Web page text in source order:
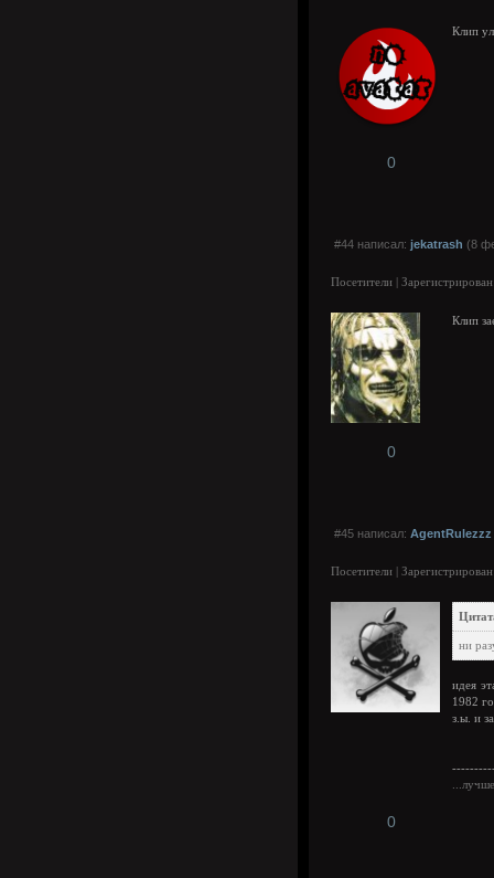
Клип
0
#44 написал: jekatrash (8
Посетители |
Клип
0
#45 написал: AgentRulezzz
Посетители |
ни
идея
1982
з.ы. и
0